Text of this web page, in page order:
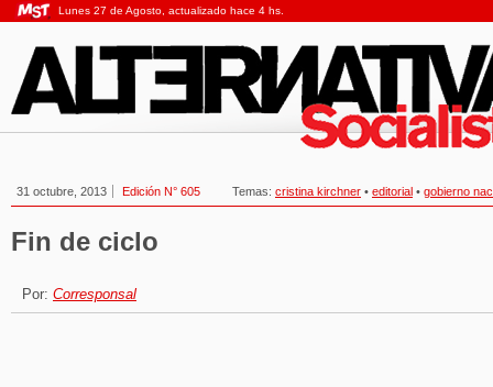
Lunes 27 de Agosto, actualizado hace 4 hs.
31 octubre, 2013 Edición N° 605 Temas: cristina kirchner • editorial • gobierno
Fin de ciclo
Por: Corresponsal